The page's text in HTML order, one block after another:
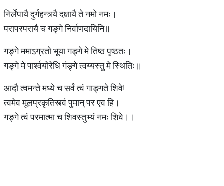
निर्लेपायै दुर्गहन्त्र्यै दक्षायै ते नमो नमः।
परापरपरायै च गङ्गे निर्वाणदायिनि॥
गङ्गे ममाऽग्रतो भूया गङ्गे मे तिष्ठ पृष्ठतः।
गङ्गे मे पार्श्वयोरेधि गंङ्गे त्वय्यस्तु मे स्थितिः॥
आदौ त्वमन्ते मध्ये च सर्वं त्वं गाङ्गते शिवे!
त्वमेव मूलप्रकृतिस्त्वं पुमान् पर एव हि।
गङ्गे त्वं परमात्मा च शिवस्तुभ्यं नमः शिवे।।